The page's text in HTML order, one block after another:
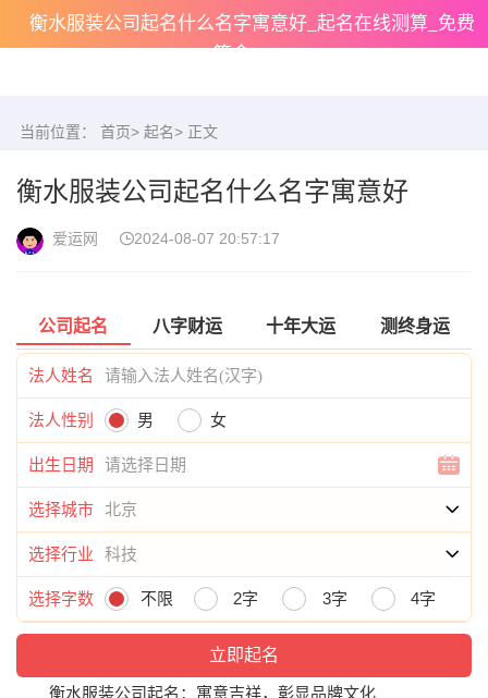
衡水服装公司起名什么名字寓意好_起名在线测算_免费
算命
当前位置： 首页> 起名> 正文
衡水服装公司起名什么名字寓意好
爱运网 2024-08-07 20:57:17
公司起名 八字财运 十年大运 测终身运
法人姓名
法人性别 男 女
出生日期
选择城市
选择行业
选择字数 不限 2字 3字 4字
衡水服装公司起名：寓意吉祥，彰显品牌文化